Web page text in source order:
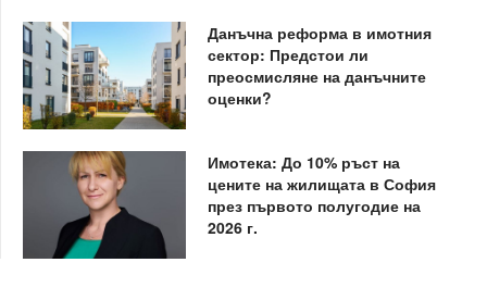
Данъчна реформа в имотния
сектор: Предстои ли
преосмисляне на данъчните
оценки?
Имотека: До 10% ръст на
цените на жилищата в София
през първото полугодие на
2026 г.